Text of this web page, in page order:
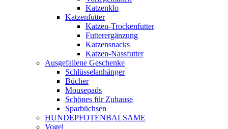
Katzenklo
Katzenfutter
Katzen-Trockenfutter
Futterergänzung
Katzensnacks
Katzen-Nassfutter
Ausgefallene Geschenke
Schlüsselanhänger
Bücher
Mousepads
Schönes für Zuhause
Sparbüchsen
HUNDEPFOTENBALSAME
Vogel